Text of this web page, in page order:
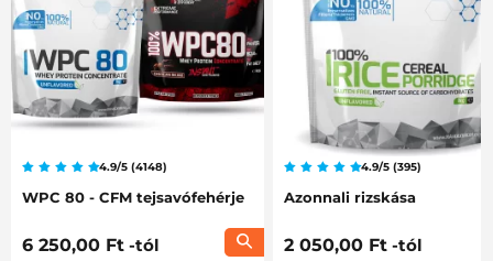
WPC 80 - CFM tejsavófehérje
4.9/5 (4148)
6 250,00 Ft -tól
Azonnali rizskása
4.9/5 (395)
2 050,00 Ft -tól